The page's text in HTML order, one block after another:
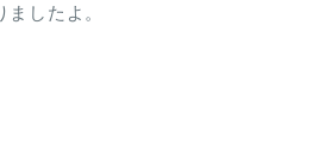
したよ。